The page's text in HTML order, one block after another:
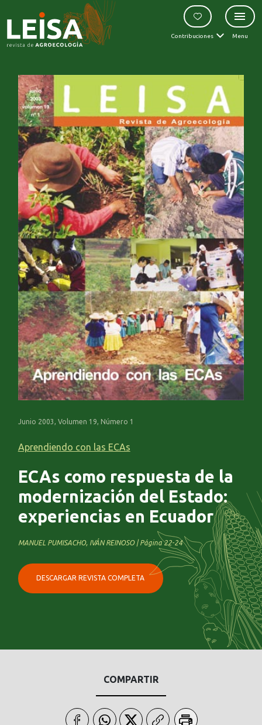
Contribuciones Menu
Junio 2003, Volumen 19, Número 1
Aprendiendo con las ECAs
ECAs como respuesta de la
modernización del Estado:
experiencias en Ecuador
MANUEL PUMISACHO, IVÁN REINOSO | Página 22-24
DESCARGAR REVISTA COMPLETA
COMPARTIR